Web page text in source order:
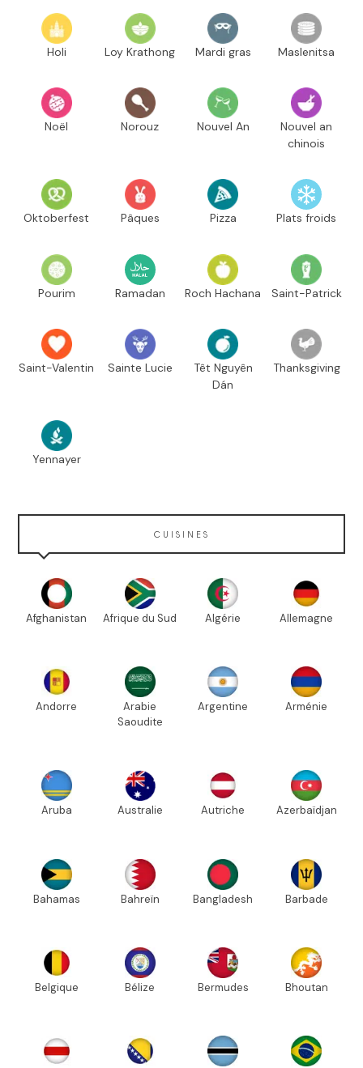
Holi Loy Krathong Mardi gras Maslenitsa
Noël Norouz Nouvel An
Nouvel an
chinois
Oktoberfest Pâques Pizza Plats froids
Pourim Ramadan Roch Hachana Saint-Patrick
Saint-Valentin Sainte Lucie
Têt Nguyên
Dán
Thanksgiving
Yennayer
CUISINES
Afghanistan Afrique du Sud Algérie Allemagne
Andorre
Arabie
Saoudite
Argentine Arménie
Aruba Australie Autriche Azerbaïdjan
Bahamas Bahreïn Bangladesh Barbade
Belgique Bélize Bermudes Bhoutan